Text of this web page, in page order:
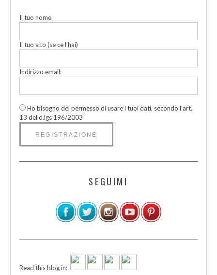
Il tuo nome
Il tuo sito (se ce l’hai)
Indirizzo email:
Ho bisogno del permesso di usare i tuoi dati, secondo l’art.
13 del d.lgs 196/2003
SEGUIMI
Read this blog in: